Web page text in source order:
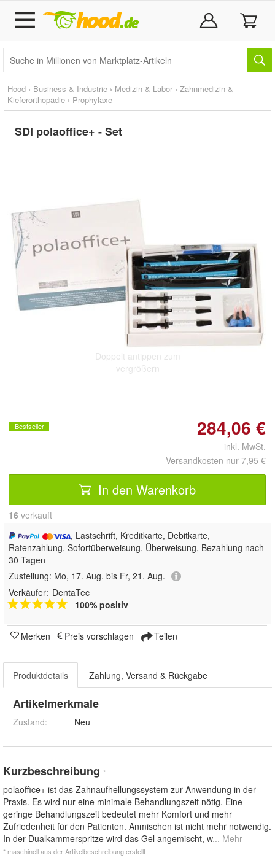
Hood › Business & Industrie › Medizin & Labor › Zahnmedizin &
Kieferorthopädie › Prophylaxe
SDI polaoffice+ - Set
Doppelt antippen zum
vergrößern
Bestseller 284,06 €
inkl. MwSt.
Versandkosten nur 7,95 €
In den Warenkorb
16 verkauft
, Lastschrift, Kreditkarte, Debitkarte,
Ratenzahlung, Sofortüberweisung, Überweisung, Bezahlung nach
30 Tagen
Zustellung: Mo, 17. Aug. bis Fr, 21. Aug.
Verkäufer: DentaTec
100% positiv
Merken Preis vorschlagen Teilen
Produktdetails Zahlung, Versand & Rückgabe
Artikelmerkmale
Zustand: Neu
Kurzbeschreibung *
polaoffice+ ist das Zahnaufhellungssystem zur Anwendung in der
Praxis. Es wird nur eine minimale Behandlungszeit nötig. Eine
geringe Behandlungszeit bedeutet mehr Komfort und mehr
Zufriedenheit für den Patienten. Anmischen ist nicht mehr notwendig.
In der Dualkammerspritze wird das Gel angemischt, w... Mehr
* maschinell aus der Artikelbeschreibung erstellt